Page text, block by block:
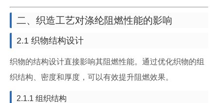
二、织造工艺对涤纶阻燃性能的影响
2.1 织物结构设计
织物的结构设计直接影响其阻燃性能。通过优化织物的组
织结构、密度和厚度，可以有效提升阻燃效果。
2.1.1 组织结构